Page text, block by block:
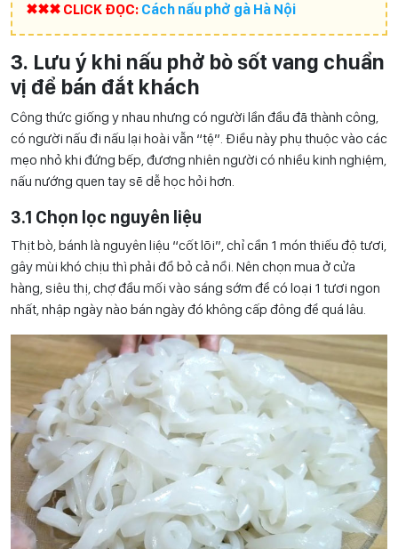
✖✖✖ CLICK ĐỌC: Cách nấu phở gà Hà Nội
3. Lưu ý khi nấu phở bò sốt vang chuẩn
vị để bán đắt khách
Công thức giống y nhau nhưng có người lần đầu đã thành công,
có người nấu đi nấu lại hoài vẫn “tệ”. Điều này phụ thuộc vào các
mẹo nhỏ khi đứng bếp, đương nhiên người có nhiều kinh nghiệm,
nấu nướng quen tay sẽ dễ học hỏi hơn.
3.1 Chọn lọc nguyên liệu
Thịt bò, bánh là nguyên liệu “cốt lõi”, chỉ cần 1 món thiếu độ tươi,
gây mùi khó chịu thì phải đổ bỏ cả nồi. Nên chọn mua ở cửa
hàng, siêu thị, chợ đầu mối vào sáng sớm để có loại 1 tươi ngon
nhất, nhập ngày nào bán ngày đó không cấp đông để quá lâu.